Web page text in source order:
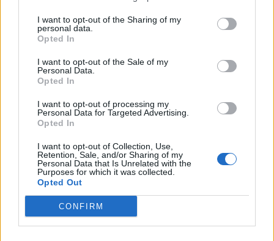
I want to opt-out of the Sharing of my
personal data.
Opted In
I want to opt-out of the Sale of my
Personal Data.
Opted In
I want to opt-out of processing my
Personal Data for Targeted Advertising.
Opted In
I want to opt-out of Collection, Use,
Retention, Sale, and/or Sharing of my
Personal Data that Is Unrelated with the
Purposes for which it was collected.
Opted Out
CONFIRM
Différent - Le nouveau spectacle d'Ahmed
Sylla au Pasino de La Grande Motte
Rendez-vous au Pasino de La Grande Motte le mercredi 17
avril 2019 pour se payer une bonne tranche de rire avec
Différent, le nouveau spectacle de l'humoriste Ahmed